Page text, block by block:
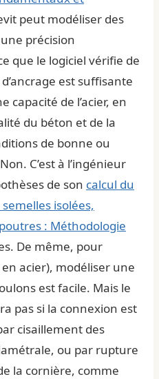
peut modéliser des
précision
que le logiciel vérifie de
est suffisante
capacité de l’acier, en
du béton et de la
de bonne ou
C’est à l’ingénieur
de son calcul du
isolées,
: Méthodologie
De même, pour
en acier), modéliser une
est facile. Mais le
pas si la connexion est
cisaillement des
ou par rupture
la cornière, comme